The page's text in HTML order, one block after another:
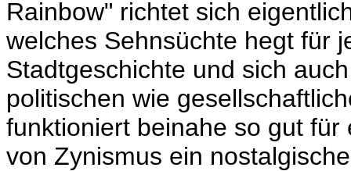
Rainbow" richtet sich
welches Sehnsüchte hegt für
Stadtgeschichte und sich
politischen wie
funktioniert beinahe so gut
von Zynismus ein